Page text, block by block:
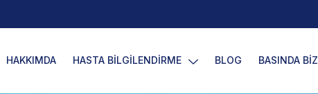
HAKKIMDA HASTA BİLGİLENDİRME BLOG BASINDA BİZ